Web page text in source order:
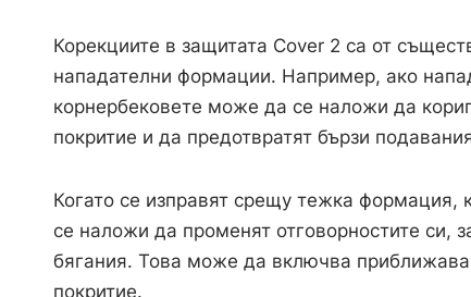
Корекциите в защитата Cover 2 са от
нападателни формации. Например, ако
корнербековете може да се наложи да
покритие и да предотвратят бързи
Когато се изправят срещу тежка
се наложи да променят отговорностите си,
бягания. Това може да включва
покритие.